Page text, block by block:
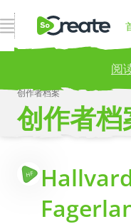
打开导航
阅
Publish your
创作者档案
创作者档
HF
更